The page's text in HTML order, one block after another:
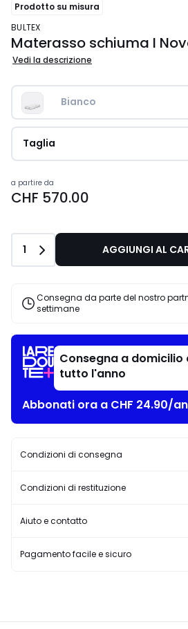
Prodotto su misura
BULTEX
Materasso schiuma I
Vedi la descrizione
Bianco
Taglia
Prezzo
a
570.00.
a partire da
CHF 570.00
Quantità
1 AGGIUNGI AL
Consegna da parte del nostro
settimane
Consegna a
tutto l'anno
Abbonati ora a CHF 24.90/
Condizioni di consegna
Condizioni di restituzione
Aiuto e contatto
Pagamento facile e sicuro